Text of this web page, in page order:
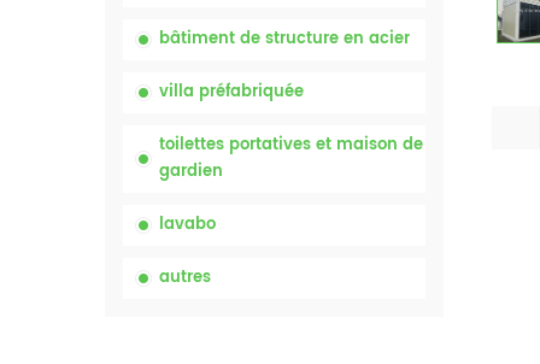
bâtiment de structure en acier
villa préfabriquée
toilettes portatives et maison de
gardien
lavabo
autres